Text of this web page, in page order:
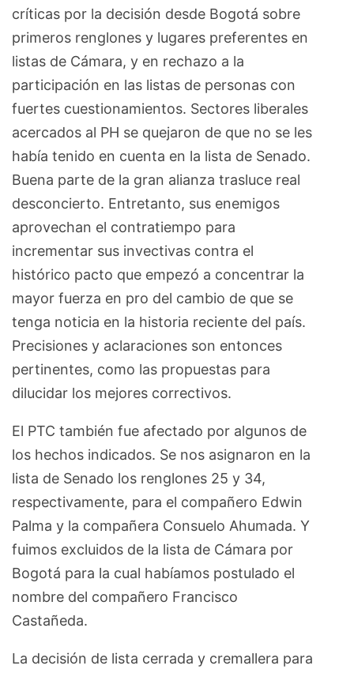
críticas por la decisión desde Bogotá sobre
primeros renglones y lugares preferentes en
listas de Cámara, y en rechazo a la
participación en las listas de personas con
fuertes cuestionamientos. Sectores liberales
acercados al PH se quejaron de que no se les
había tenido en cuenta en la lista de Senado.
Buena parte de la gran alianza trasluce real
desconcierto. Entretanto, sus enemigos
aprovechan el contratiempo para
incrementar sus invectivas contra el
histórico pacto que empezó a concentrar la
mayor fuerza en pro del cambio de que se
tenga noticia en la historia reciente del país.
Precisiones y aclaraciones son entonces
pertinentes, como las propuestas para
dilucidar los mejores correctivos.
El PTC también fue afectado por algunos de
los hechos indicados. Se nos asignaron en la
lista de Senado los renglones 25 y 34,
respectivamente, para el compañero Edwin
Palma y la compañera Consuelo Ahumada. Y
fuimos excluidos de la lista de Cámara por
Bogotá para la cual habíamos postulado el
nombre del compañero Francisco
Castañeda.
La decisión de lista cerrada y cremallera para